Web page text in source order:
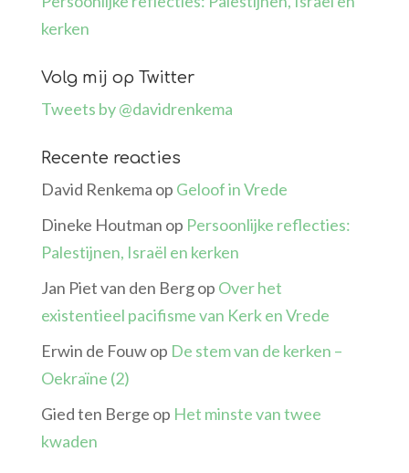
kerken
Volg mij op Twitter
Tweets by @davidrenkema
Recente reacties
David Renkema op Geloof in Vrede
Dineke Houtman op Persoonlijke reflecties:
Palestijnen, Israël en kerken
Jan Piet van den Bergop Over het
existentieel pacifisme van Kerk en Vrede
Erwin de Fouwop De stem van de kerken –
Oekraïne (2)
Gied ten Berge op Het minste van twee
kwaden